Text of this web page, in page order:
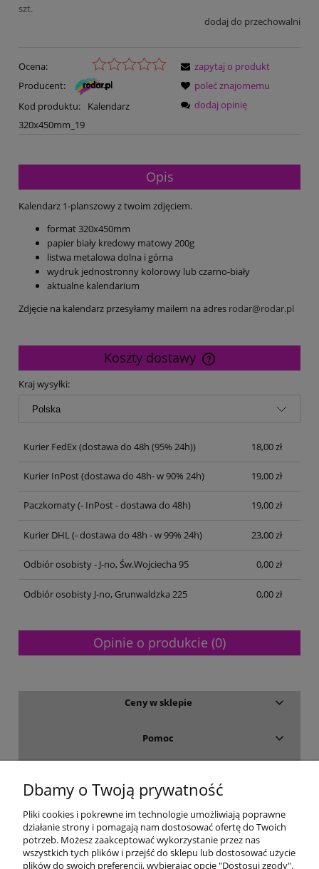
szt.
dodaj do przechowalni
Ocena:
Producent:
Kod produktu:
Kalendarz
320x450mm_19
zapytaj o produkt
poleć znajomemu
dodaj opinię
Opis
Kalendarz 1-planszowy z twoim zdjęciem.
format 320x450mm
papier biały kredowy matowy 200g
listwa metalowa dolna i górna
wydruk jednostronny kolorowy lub czarno-biały
aktualne kalendarium
Zdjęcie na kalendarz przesyłamy mailem na adres rodar@rodar.pl
Koszty dostawy
Cena nie zawiera ewentualnych kosztów płatności
Kraj wysyłki:
Kurier FedEx(dostawa do 48h (95% 24h)) 18,00 zł
Kurier InPost(dostawa do 48h- w 90% 24h) 19,00 zł
Paczkomaty(- InPost - dostawa do 48h) 19,00 zł
Kurier DHL(- dostawa do 48h - w 99% 24h) 23,00 zł
Odbiór osobisty - J-no, Św.Wojciecha 95 0,00 zł
Odbiór osobisty J-no, Grunwaldzka 225 0,00 zł
Opinie o produkcie (0)
Ceny w sklepie
Pomoc
Moje konto
Gwarancja i zwroty
Dbamy o Twoją prywatność
Pliki cookies i pokrewne im technologie umożliwiają poprawne
działanie strony i pomagają nam dostosować ofertę do Twoich
potrzeb. Możesz zaakceptować wykorzystanie przez nas
wszystkich tych plików i przejść do sklepu lub dostosować użycie
plików do swoich preferencji, wybierając opcję "Dostosuj zgody".